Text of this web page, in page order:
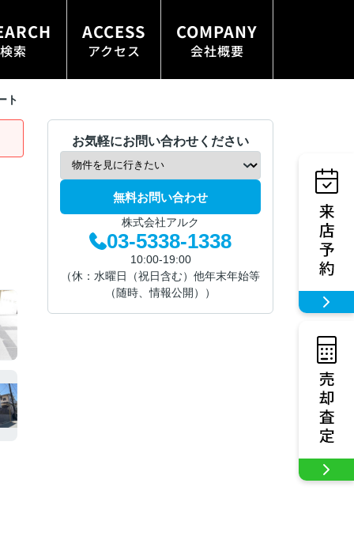
索
ACCESS
アクセス
COMPANY
会社概要
ト
お気軽にお問い合わせください
無料お問い合わせ
株式会社アルク
03-5338-1338
10:00-19:00
（休：水曜日（祝日含む）他年末年始等
（随時、情報公開））